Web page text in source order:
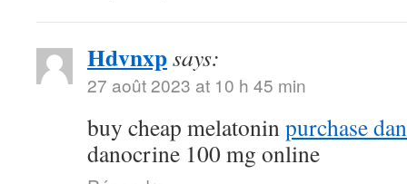
Hdvnxpsays:
27 août 2023 at 10 h 45 min
buy cheap melatoninpurchase
danocrine 100 mg online